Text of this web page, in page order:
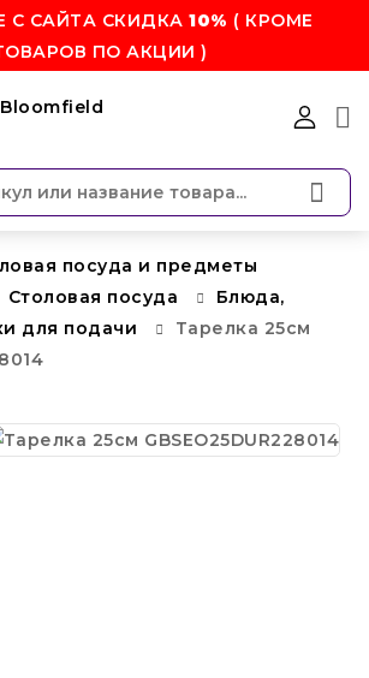
С САЙТА СКИДКА10% ( КРОМЕ
ПО АКЦИИ )
посуда и предметы
Столовая посуда
Блюда,
для подачи
Тарелка 25см